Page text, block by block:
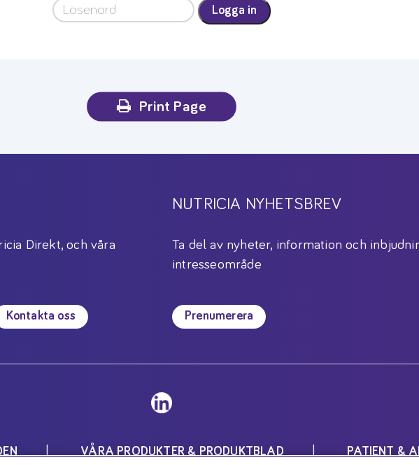
Logga in
Print Page
Direkt, och våra
Kontakta oss
NUTRICIA NYHETSBREV
Ta del av nyheter, information och
intresseområde
Prenumerera
VÅRA PRODUKTER & PRODUKTBLAD PATIENT &